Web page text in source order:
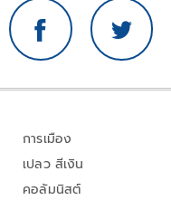
การเมือง
เปลว สีเงิน
คอลัมนิสต์